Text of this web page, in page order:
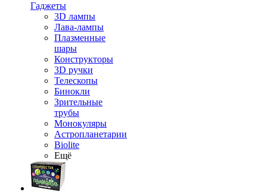
Гаджеты
3D лампы
Лава-лампы
Плазменные
шары
Конструкторы
3D ручки
Телескопы
Бинокли
Зрительные
трубы
Монокуляры
Астропланетарии
Biolite
Ещё